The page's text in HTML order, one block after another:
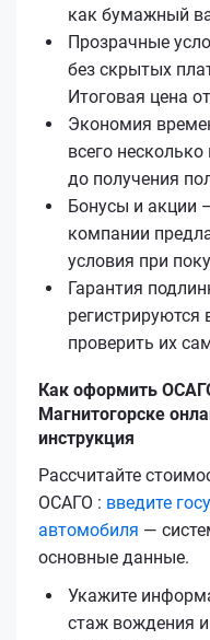
как бумажный
Прозрачные
без скрытых
Итоговая цена
Экономия
всего
до получения
Бонусы и акции
компании
условия при
Гарантия
проверить их
Как оформить
Магнитогорске
инструкция
Рассчитайте
ОСАГО : введите
автомобиля —
основные данные.
Укажите
стаж вождения